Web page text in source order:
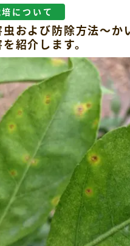
について
および防除方法～か
紹介します。